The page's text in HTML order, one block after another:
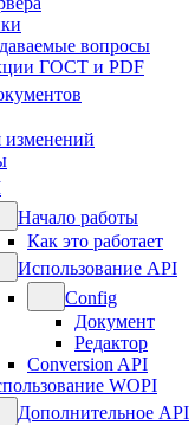
вопросы
ГОСТ и PDF
изменений
Начало работы
Как это работает
Использование API
Config
Документ
Редактор
Conversion API
WOPI
Дополнительное API